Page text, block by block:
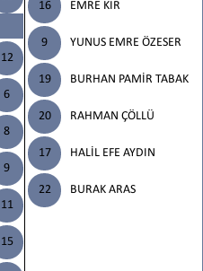
12
6
8
9
11
15
16 EMRE KIR
9 YUNUS EMRE ÖZESER
19 BURHAN PAMİR TABAK
20 RAHMAN ÇÖLLÜ
17 HALİL EFE AYDIN
22 BURAK ARAS